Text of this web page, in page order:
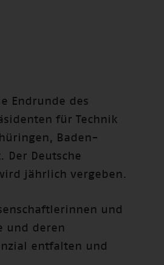
Endrunde des
für Technik
Baden-
Der Deutsche
jährlich vergeben.
und
und deren
entfalten und